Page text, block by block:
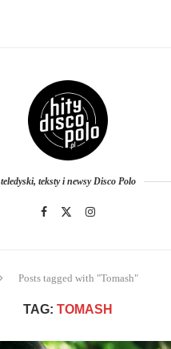
teledyski, teksty i newsy Disco Polo
Posts tagged with "Tomash"
TAG: TOMASH